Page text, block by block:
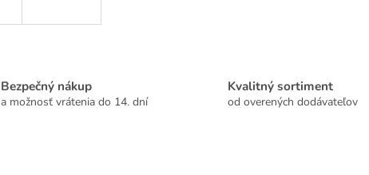
Bezpečný nákup
a možnosť vrátenia do 14. dní
Kvalitný sortiment
od overených dodávateľov